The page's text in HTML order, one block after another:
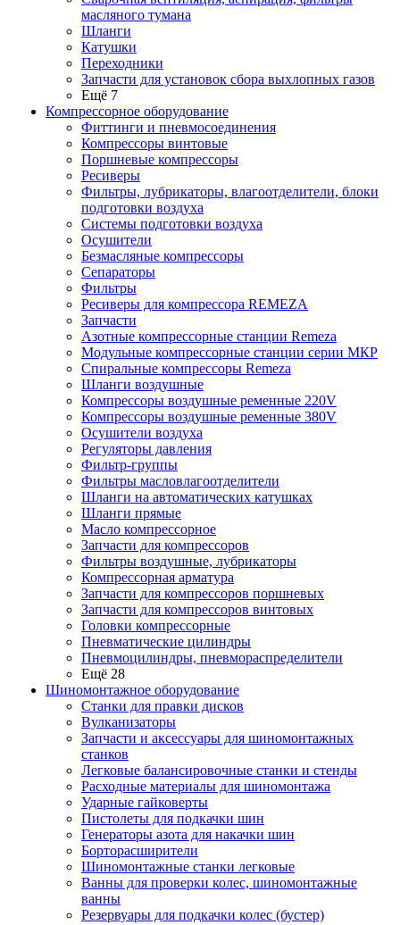
масляного тумана
Шланги
Катушки
Переходники
Запчасти для установок сбора выхлопных газов
Ещё 7
Компрессорное оборудование
Фиттинги и пневмосоединения
Компрессоры винтовые
Поршневые компрессоры
Ресиверы
Фильтры, лубрикаторы, влагоотделители, блоки
подготовки воздуха
Системы подготовки воздуха
Осушители
Безмасляные компрессоры
Сепараторы
Фильтры
Ресиверы для компрессора REMEZA
Запчасти
Азотные компрессорные станции Remeza
Модульные компрессорные станции серии МКР
Спиральные компрессоры Remeza
Шланги воздушные
Компрессоры воздушные ременные 220V
Компрессоры воздушные ременные 380V
Осушители воздуха
Регуляторы давления
Фильтр-группы
Фильтры масловлагоотделители
Шланги на автоматических катушках
Шланги прямые
Масло компрессорное
Запчасти для компрессоров
Фильтры воздушные, лубрикаторы
Компрессорная арматура
Запчасти для компрессоров поршневых
Запчасти для компрессоров винтовых
Головки компрессорные
Пневматические цилиндры
Пневмоцилиндры, пневмораспределители
Ещё 28
Шиномонтажное оборудование
Станки для правки дисков
Вулканизаторы
Запчасти и аксессуары для шиномонтажных
станков
Легковые балансировочные станки и стенды
Расходные материалы для шиномонтажа
Ударные гайковерты
Пистолеты для подкачки шин
Генераторы азота для накачки шин
Борторасширители
Шиномонтажные станки легковые
Ванны для проверки колес, шиномонтажные
ванны
Резервуары для подкачки колес (бустер)